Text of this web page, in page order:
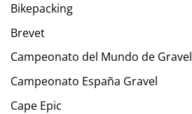
Bikepacking
Brevet
Campeonato del Mundo de Gravel
Campeonato España Gravel
Cape Epic